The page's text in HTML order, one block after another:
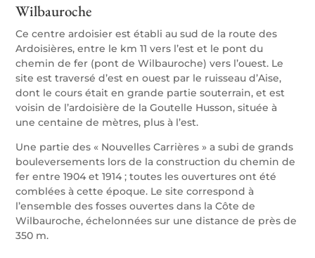
Wilbauroche
Ce centre ardoisier est établi au sud de la route des
Ardoisières, entre le km 11 vers l’est et le pont du
chemin de fer (pont de Wilbauroche) vers l’ouest. Le
site est traversé d’est en ouest par le ruisseau d’Aise,
dont le cours était en grande partie souterrain, et est
voisin de l’ardoisière de la Goutelle Husson, située à
une centaine de mètres, plus à l’est.
Une partie des « Nouvelles Carrières » a subi de grands
bouleversements lors de la construction du chemin de
fer entre 1904 et 1914 ; toutes les ouvertures ont été
comblées à cette époque. Le site correspond à
l’ensemble des fosses ouvertes dans la Côte de
Wilbauroche, échelonnées sur une distance de près de
350 m.